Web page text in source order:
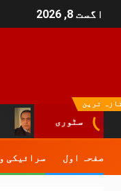
اگست 8, 2026
ترین
سٹوریافواہیں دم
صفحہ اول سرائیکی